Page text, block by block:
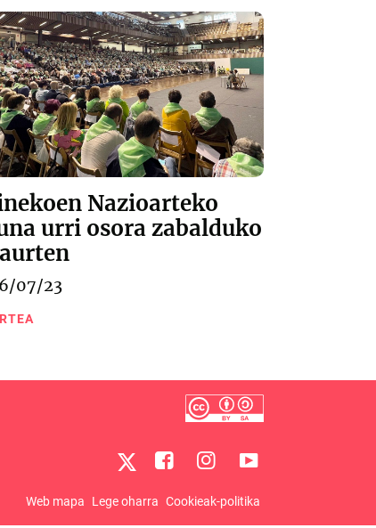
Nazioarteko
urri osora zabalduko
07/23
Web mapa Lege oharra Cookieak-politika